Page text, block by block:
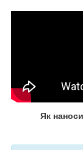
Як